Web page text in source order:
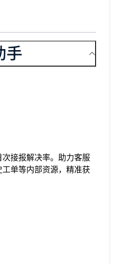
手
接报解决率。助力客服
单等内部资源，精准获